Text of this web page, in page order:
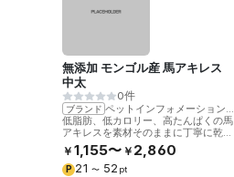
無添加 モンゴル産 馬アキレス
中太
0件
ブランド
低脂肪、低カロリー、高たんぱくの馬
アキレスを素材そのままに丁寧に乾燥
させました。噛むことで歯の健康をサ
ポート。
￥ 1,155〜 ￥ 2,860
P 21 〜 52 pt